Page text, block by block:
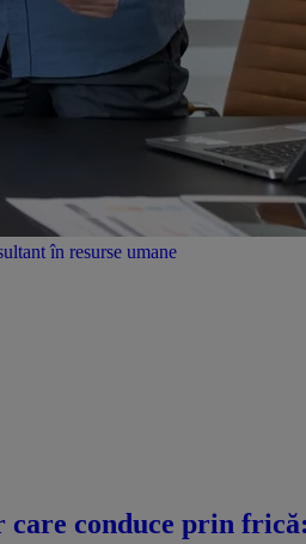
în resurse umane
care conduce prin